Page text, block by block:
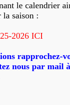
le calendrier
la saison :
2026 ICI
rapprochez-
nous par mail à